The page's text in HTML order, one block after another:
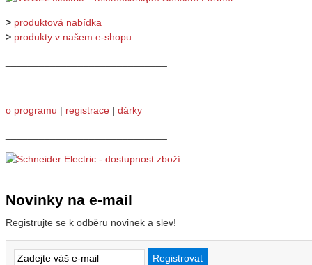
> produktová nabídka
> produkty v našem e-shopu
o programu | registrace | dárky
Novinky na e-mail
Registrujte se k odběru novinek a slev!